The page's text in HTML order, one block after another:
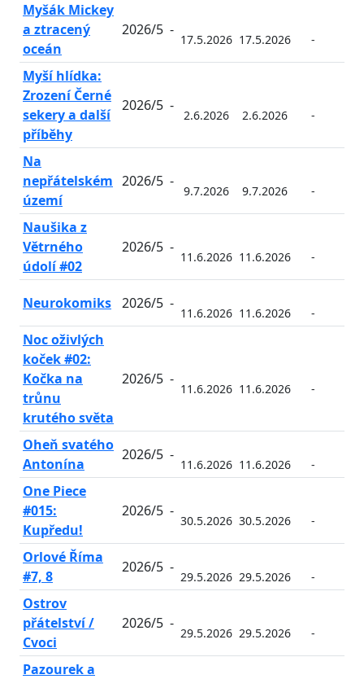
Myšák Mickey
a ztracený
oceán
2026/5 -
17.5.2026 17.5.2026 -
Myší hlídka:
Zrození Černé
sekery a další
příběhy
2026/5 -
2.6.2026 2.6.2026 -
Na
nepřátelském
území
2026/5 -
9.7.2026 9.7.2026 -
Naušika z
Větrného
údolí #02
2026/5 -
11.6.2026 11.6.2026 -
Neurokomiks 2026/5 -
11.6.2026 11.6.2026 -
Noc oživlých
koček #02:
Kočka na
trůnu
krutého světa
2026/5 -
11.6.2026 11.6.2026 -
Oheň svatého
Antonína
2026/5 -
11.6.2026 11.6.2026 -
One Piece
#015:
Kupředu!
2026/5 -
30.5.2026 30.5.2026 -
Orlové Říma
#7, 8
2026/5 -
29.5.2026 29.5.2026 -
Ostrov
přátelství /
Cvoci
2026/5 -
29.5.2026 29.5.2026 -
Pazourek a